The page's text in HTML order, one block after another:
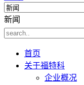
新闻
首页
关于福特科
企业概况